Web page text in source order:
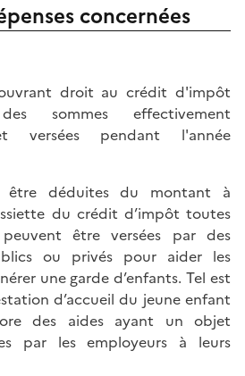
concernées
droit au crédit d'impôt
sommes effectivement
versées pendant l'année
être déduites du montant à
du crédit d’impôt toutes
être versées par des
ou privés pour aider les
une garde d’enfants. Tel est
d’accueil du jeune enfant
des aides ayant un objet
par les employeurs à leurs